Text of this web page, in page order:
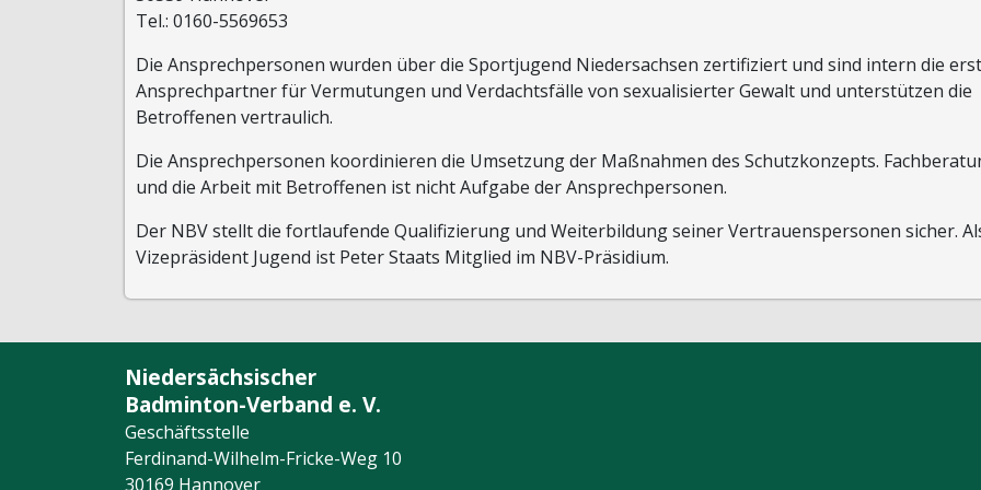
Tel.: 0160-5569653
Die Ansprechpersonen wurden über die Sportjugend Niedersachsen zertifiziert und sind intern die
Ansprechpartner für Vermutungen und Verdachtsfälle von sexualisierter Gewalt und unterstützen die
Betroffenen vertraulich.
Die Ansprechpersonen koordinieren die Umsetzung der Maßnahmen des Schutzkonzepts.
und die Arbeit mit Betroffenen ist nicht Aufgabe der Ansprechpersonen.
Der NBV stellt die fortlaufende Qualifizierung und Weiterbildung seiner Vertrauenspersonen sicher.
Vizepräsident Jugend ist Peter Staats Mitglied im NBV-Präsidium.
Niedersächsischer
Badminton-Verband e. V.
Geschäftsstelle
Ferdinand-Wilhelm-Fricke-Weg 10
30169 Hannover